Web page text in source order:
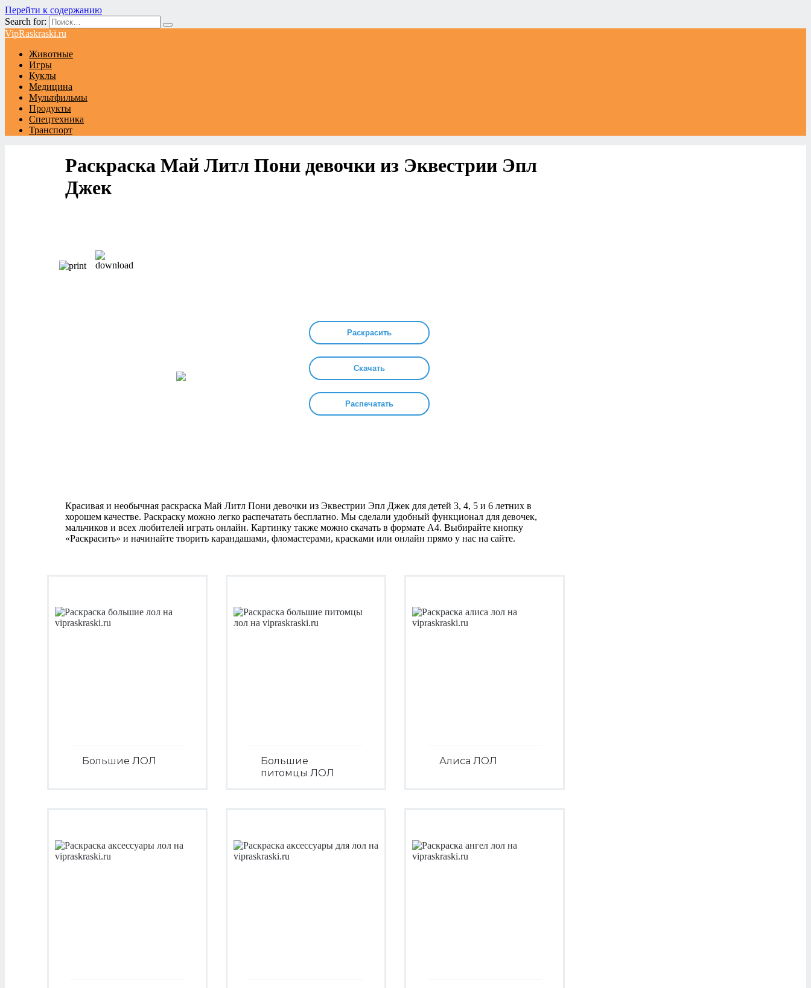
Перейти к содержанию
Search for:
VipRaskraski.ru
Животные
Игры
Куклы
Медицина
Мультфильмы
Продукты
Спецтехника
Транспорт
Раскраска Май Литл Пони девочки из Эквестрии Эпл
Джек
Раскрасить
Скачать
Распечатать
Красивая и необычная раскраска Май Литл Пони девочки из Эквестрии Эпл Джек для детей 3, 4, 5 и 6 летних в
хорошем качестве. Раскраску можно легко распечатать бесплатно. Мы сделали удобный функционал для девочек,
мальчиков и всех любителей играть онлайн. Картинку также можно скачать в формате А4. Выбирайте кнопку
«Раскрасить» и начинайте творить карандашами, фломастерами, красками или онлайн прямо у нас на сайте.
Большие ЛОЛ
Большие
питомцы ЛОЛ
Алиса ЛОЛ